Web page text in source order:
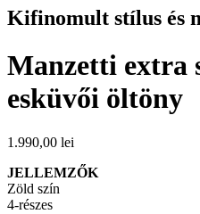
Kifinomult stílus és
Manzetti extra
esküvői öltöny
1.990,00 lei
JELLEMZŐK
Zöld szín
4-részes